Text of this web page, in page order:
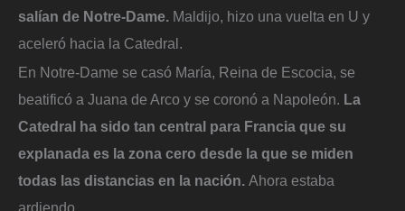
salían de Notre-Dame. Maldijo, hizo una vuelta en U y
aceleró hacia la Catedral.
En Notre-Dame se casó María, Reina de Escocia, se
beatificó a Juana de Arco y se coronó a Napoleón. La
Catedral ha sido tan central para Francia que su
explanada es la zona cero desde la que se miden
todas las distancias en la nación. Ahora estaba
ardiendo.